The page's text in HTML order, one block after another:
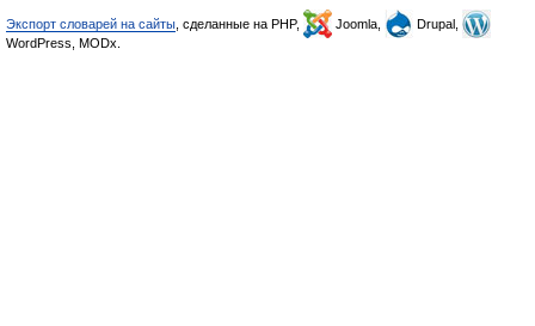
Экспорт словарей на сайты , сделанные на PHP, Joomla,
Drupal,
WordPress, MODx.